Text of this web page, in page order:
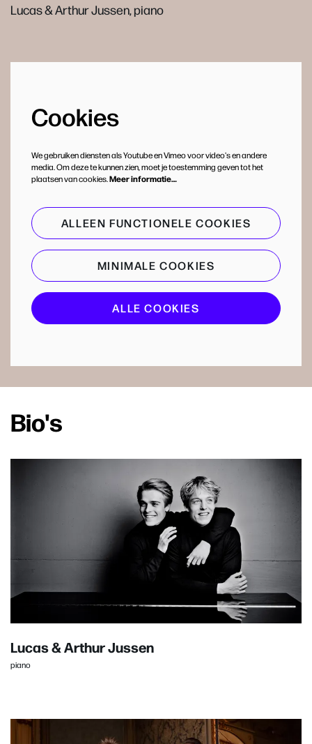
Lucas & Arthur Jussen, piano
Cookies
We gebruiken diensten als Youtube en Vimeo voor video's en andere
media. Om deze te kunnen zien, moet je toestemming geven tot het
plaatsen van cookies.Meer informatie…
ALLEEN FUNCTIONELE COOKIES
MINIMALE COOKIES
ALLE COOKIES
Bio's
Lucas & Arthur Jussen
piano